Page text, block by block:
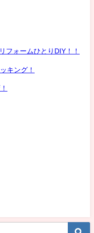
フォームひとりDIY！！
キング！